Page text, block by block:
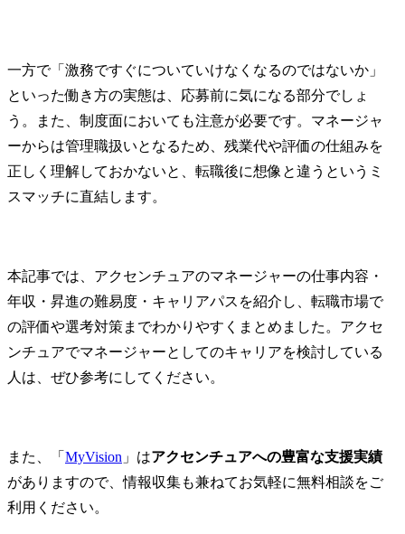
一方で「激務ですぐについていけなくなるのではないか」
といった働き方の実態は、応募前に気になる部分でしょ
う。また、制度面においても注意が必要です。マネージャ
ーからは管理職扱いとなるため、残業代や評価の仕組みを
正しく理解しておかないと、転職後に想像と違うというミ
スマッチに直結します。
本記事では、アクセンチュアのマネージャーの仕事内容・
年収・昇進の難易度・キャリアパスを紹介し、転職市場で
の評価や選考対策までわかりやすくまとめました。アクセ
ンチュアでマネージャーとしてのキャリアを検討している
人は、ぜひ参考にしてください。
また、「 MyVision 」はアクセンチュアへの豊富な支援実績
がありますので、情報収集も兼ねてお気軽に無料相談をご
利用ください。